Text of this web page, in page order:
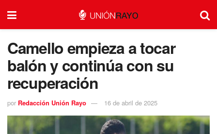
Camello empieza a tocar
balón y continúa con su
recuperación
por Redacción Unión Rayo 16 de abril de 2025